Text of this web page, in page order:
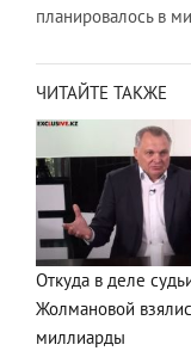
планировалось в
ЧИТАЙТЕ ТАКЖЕ
Откуда в деле
Жолмановой
миллиарды